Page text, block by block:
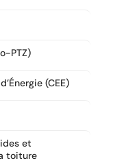
PTZ)
(CEE)
et
toiture